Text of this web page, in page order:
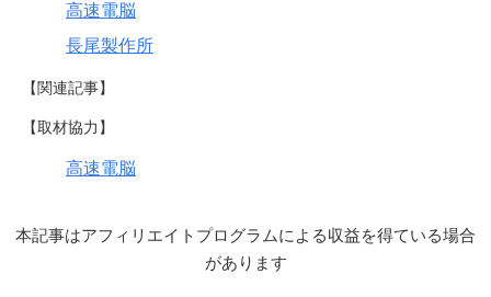
高速電脳
長尾製作所
【関連記事】
【取材協力】
高速電脳
本記事はアフィリエイトプログラムによる収益を得ている場合
があります